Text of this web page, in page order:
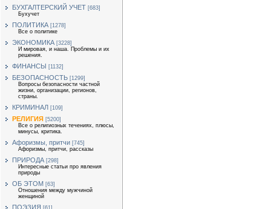
БУХГАЛТЕРСКИЙ УЧЕТ [683]
Бухучет
ПОЛИТИКА [1278]
Все о политике
ЭКОНОМИКА [3228]
И мировая, и наша. Проблемы и их
решения.
ФИНАНСЫ [1132]
БЕЗОПАСНОСТЬ [1299]
Вопросы безопасности частной
жизни, организации, регионов,
страны.
КРИМИНАЛ [109]
РЕЛИГИЯ [5200]
Все о религиозных течениях, плюсы,
минусы, критика.
Афоризмы, притчи [745]
Афоризмы, притчи, рассказы
ПРИРОДА [298]
Интересные статьи про явления
природы
ОБ ЭТОМ [63]
Отношения между мужчиной
женщиной
ПОЭЗИЯ [61]